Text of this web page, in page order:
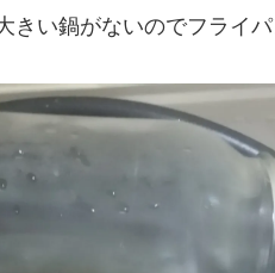
きい鍋がないのでフライ